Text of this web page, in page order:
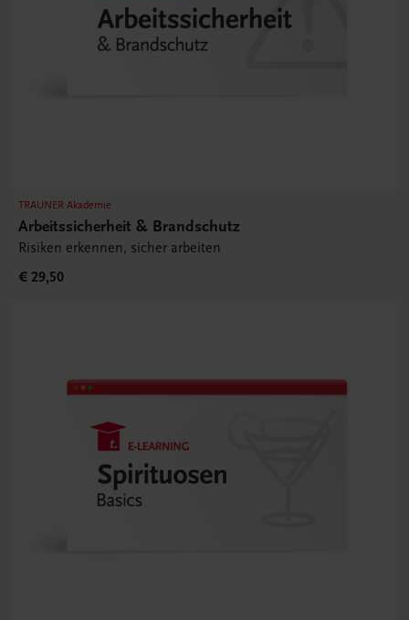
TRAUNER Akademie
Arbeitssicherheit & Brandschutz
Risiken erkennen, sicher arbeiten
€ 29,50